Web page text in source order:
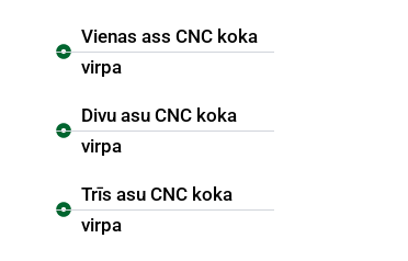
Vienas ass CNC koka
virpa
Divu asu CNC koka
virpa
Trīs asu CNC koka
virpa